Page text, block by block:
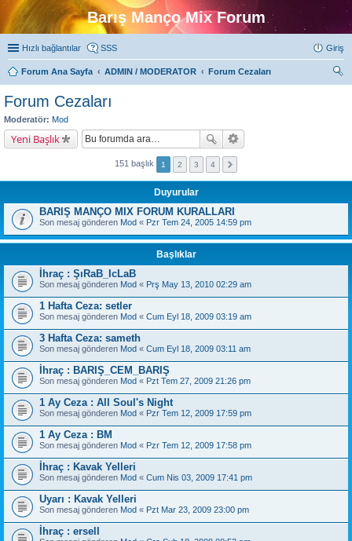
Barış Manço Mix Forum
Hızlı bağlantılar SSS Giriş
Forum Ana Sayfa ADMIN / MODERATOR
Forum Cezaları
Forum Cezaları
Moderatör: Mod
Yeni Başlık
151 başlık 1 2 3 4
Duyurular
BARIŞ MANÇO MIX FORUM KURALLARI
Son mesaj gönderen Mod « Pzr Tem 24, 2005 14:59 pm
Başlıklar
İhraç : ŞıRaB_IcLaB
Son mesaj gönderen Mod « Prş May 13, 2010 02:29 am
1 Hafta Ceza: setler
Son mesaj gönderen Mod « Cum Eyl 18, 2009 03:19 am
3 Hafta Ceza: sameth
Son mesaj gönderen Mod « Cum Eyl 18, 2009 03:11 am
İhraç : BARIŞ_CEM_BARIŞ
Son mesaj gönderen Mod « Pzt Tem 27, 2009 21:26 pm
1 Ay Ceza : All Soul's Night
Son mesaj gönderen Mod « Pzr Tem 12, 2009 17:59 pm
1 Ay Ceza : BM
Son mesaj gönderen Mod « Pzr Tem 12, 2009 17:58 pm
İhraç : Kavak Yelleri
Son mesaj gönderen Mod « Cum Nis 03, 2009 17:41 pm
Uyarı : Kavak Yelleri
Son mesaj gönderen Mod « Pzt Mar 23, 2009 23:00 pm
İhraç : ersell